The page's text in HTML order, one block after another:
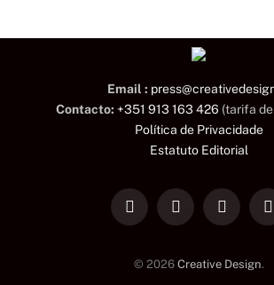
Email :
Contacto: +351 913 163 426 (tarifa
Política de Privacidade
Estatuto Editorial
LinkedInFacebookInstagram
© 2026 Creative Design.